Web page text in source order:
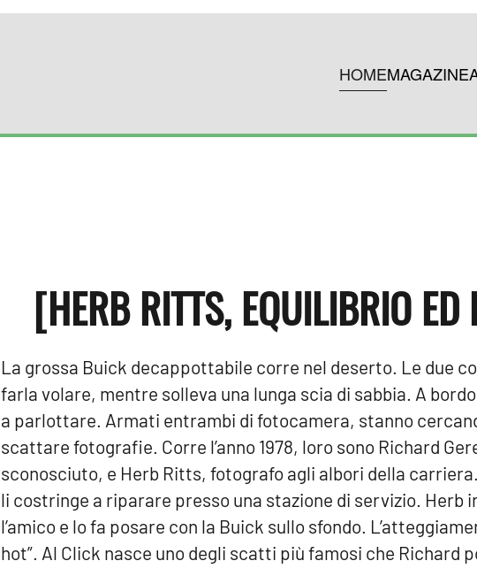
HOMEMAGAZINE
[HERB RITTS, EQUILIBRIO ED
La grossa Buick decappottabile corre nel deserto. Le due
farla volare, mentre solleva una lunga scia di sabbia. A
a parlottare. Armati entrambi di fotocamera, stanno
scattare fotografie. Corre l’anno 1978, loro sono Richard
sconosciuto, e Herb Ritts, fotografo agli albori della
li costringe a riparare presso una stazione di servizio. Herb
l’amico e lo fa posare con la Buick sullo sfondo.
hot”. Al Click nasce uno degli scatti più famosi che Richard